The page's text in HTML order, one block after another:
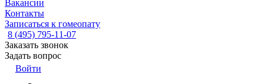
Вакансии
Контакты
Записаться к гомеопату
8 (495) 795-11-07
Заказать звонок
Задать вопрос
Войти